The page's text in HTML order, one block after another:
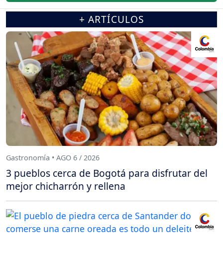
+ ARTÍCULOS
Gastronomía • AGO 6 / 2026
3 pueblos cerca de Bogotá para disfrutar del
mejor chicharrón y rellena